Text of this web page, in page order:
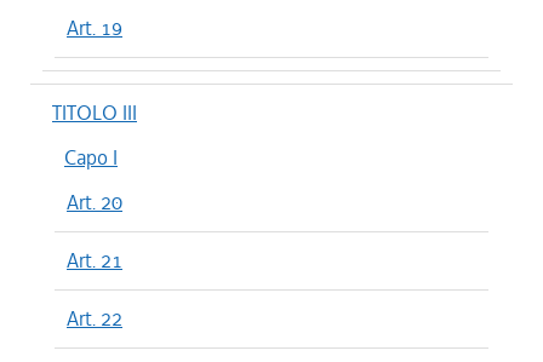
Art. 19
TITOLO III
Capo I
Art. 20
Art. 21
Art. 22